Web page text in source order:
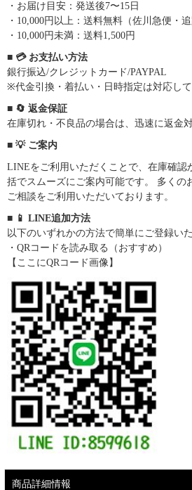
・お届け目安：発送後7〜15日
・10,000円以上：送料無料（佐川急便・
・10,000円未満：送料1,500円
■ 💳 お支払い方法
銀行振込/クレジットカード/PAYPAL
※代金引換・着払い・日時指定は対応して
■ 🔄 返金保証
在庫切れ・不良品の場合は、迅速に返金
■ 💡 ご案内
LINEをご利用いただくことで、在庫確認
括でスムーズにご案内可能です。 多くの
ご相談をご利用いただいております。
■ 📱 LINE追加方法
以下のいずれかの方法で簡単にご登録い
・QRコードを読み取る（おすすめ）
【ここにQRコード画像】
商品詳細情報